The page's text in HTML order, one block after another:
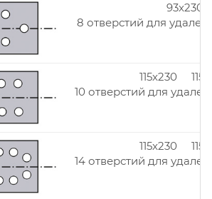
93x230
8 отверстий для
115x230
10 отверстий для
115x230
14 отверстий для